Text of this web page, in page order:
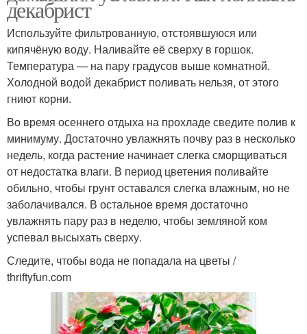
декабрист
Используйте фильтрованную, отстоявшуюся или
кипячёную воду. Наливайте её сверху в горшок.
Температура — на пару градусов выше комнатной.
Холодной водой декабрист поливать нельзя, от этого
гниют корни.
Во время осеннего отдыха на прохладе сведите полив к
минимуму. Достаточно увлажнять почву раз в несколько
недель, когда растение начинает слегка сморщиваться
от недостатка влаги. В период цветения поливайте
обильно, чтобы грунт оставался слегка влажным, но не
заболачивался. В остальное время достаточно
увлажнять пару раз в неделю, чтобы земляной ком
успевал высыхать сверху.
Следите, чтобы вода не попадала на цветы /
thriftyfun.com